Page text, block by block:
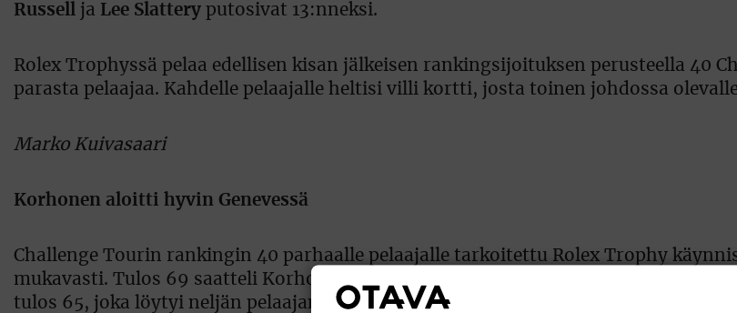
Russell ja Lee Slattery putosivat 13:nneksi.
Rolex Trophyssä pelaa edellisen kisan jälkeisen rankingsijoituksen perusteella 40
parasta pelaajaa. Kahdelle pelaajalle heltisi villi kortti, josta toinen johdossa
Marko Kuivasaari
Korhonen aloitti hyvin Genevessä
Challenge Tourin rankingin 40 parhaalle pelaajalle tarkoitettu Rolex Trophy
mukavasti. Tulos 69 saatteli Korhosen päivän päätteeksi sijalle 17. Kärkipaikkaan
tulos 65, joka löytyi neljän pelaajan kortista.